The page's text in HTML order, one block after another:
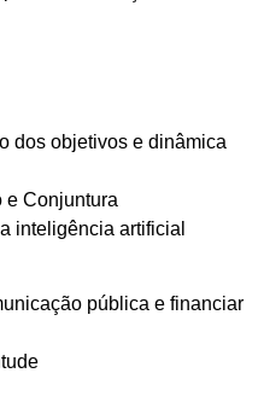
dos objetivos e dinâmica
e Conjuntura
inteligência artificial
pública e financiar